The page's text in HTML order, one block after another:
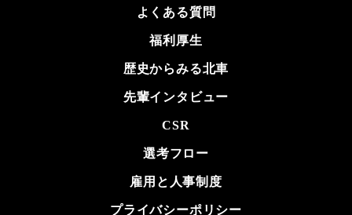
よくある質問
福利厚生
歴史からみる北車
先輩インタビュー
CSR
選考フロー
雇用と人事制度
プライバシーポリシー